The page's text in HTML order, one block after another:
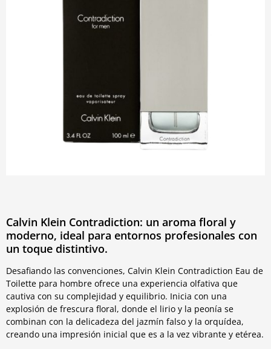
Calvin Klein Contradiction: un aroma floral y
moderno, ideal para entornos profesionales con
un toque distintivo.
Desafiando las convenciones, Calvin Klein Contradiction Eau de
Toilette para hombre ofrece una experiencia olfativa que
cautiva con su complejidad y equilibrio. Inicia con una
explosión de frescura floral, donde el lirio y la peonía se
combinan con la delicadeza del jazmín falso y la orquídea,
creando una impresión inicial que es a la vez vibrante y etérea.